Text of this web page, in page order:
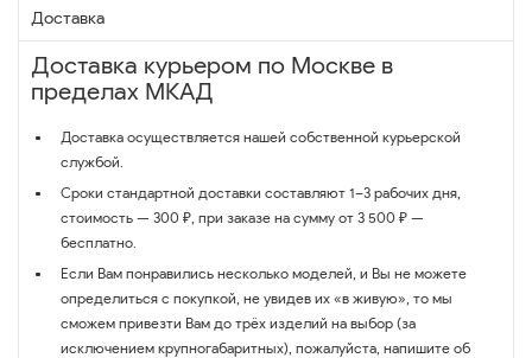
Доставка
Доставка курьером по Москве в
пределах МКАД
Доставка осуществляется нашей собственной курьерской
службой.
Сроки стандартной доставки составляют 1–3 рабочих дня,
стоимость — 300 ₽, при заказе на сумму от 3 500 ₽ —
бесплатно.
Если Вам понравились несколько моделей, и Вы не можете
определиться с покупкой, не увидев их «в живую», то мы
сможем привезти Вам до трёх изделий на выбор (за
исключением крупногабаритных), пожалуйста, напишите об